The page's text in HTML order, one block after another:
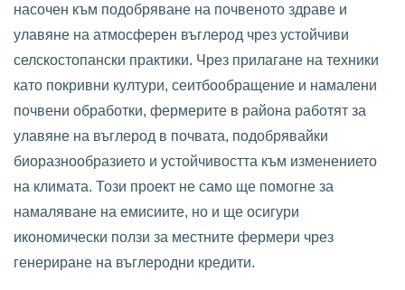
насочен към подобряване на почвеното здраве и
улавяне на атмосферен въглерод чрез устойчиви
селскостопански практики. Чрез прилагане на техники
като покривни култури, сеитбообращение и намалени
почвени обработки, фермерите в района работят за
улавяне на въглерод в почвата, подобрявайки
биоразнообразието и устойчивостта към изменението
на климата. Този проект не само ще помогне за
намаляване на емисиите, но и ще осигури
икономически ползи за местните фермери чрез
генериране на въглеродни кредити.